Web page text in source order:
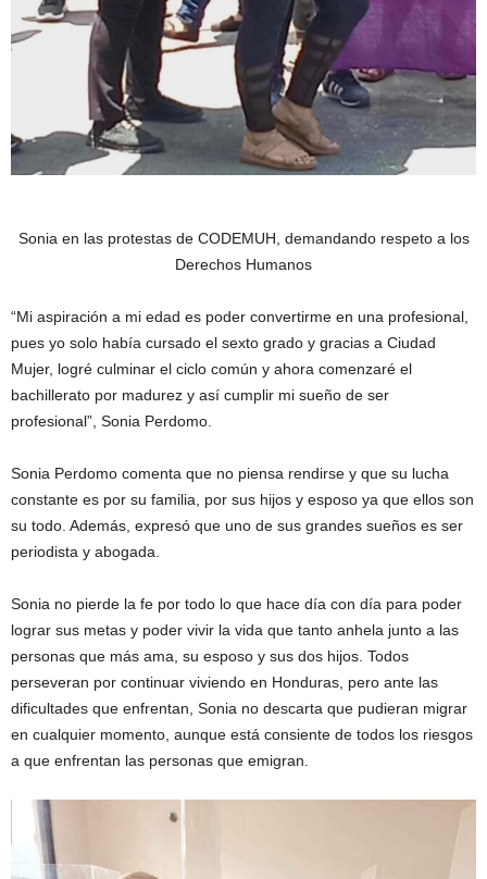
Sonia en las protestas de CODEMUH, demandando respeto a los
Derechos Humanos
“Mi aspiración a mi edad es poder convertirme en una profesional,
pues yo solo había cursado el sexto grado y gracias a Ciudad
Mujer, logré culminar el ciclo común y ahora comenzaré el
bachillerato por madurez y así cumplir mi sueño de ser
profesional”, Sonia Perdomo.
Sonia Perdomo comenta que no piensa rendirse y que su lucha
constante es por su familia, por sus hijos y esposo ya que ellos son
su todo. Además, expresó que uno de sus grandes sueños es ser
periodista y abogada.
Sonia no pierde la fe por todo lo que hace día con día para poder
lograr sus metas y poder vivir la vida que tanto anhela junto a las
personas que más ama, su esposo y sus dos hijos. Todos
perseveran por continuar viviendo en Honduras, pero ante las
dificultades que enfrentan, Sonia no descarta que pudieran migrar
en cualquier momento, aunque está consiente de todos los riesgos
a que enfrentan las personas que emigran.